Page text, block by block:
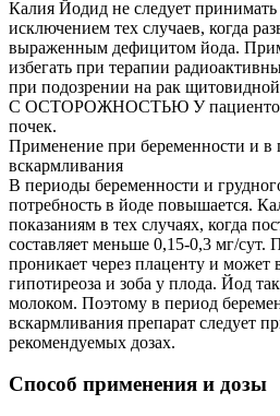
Калия Йодид не следует принимать
исключением тех случаев, когда
выраженным дефицитом йода.
избегать при терапии
при подозрении на рак
С ОСТОРОЖНОСТЬЮ У пациентов
почек.
Применение при беременности и в
вскармливания
В периоды беременности и
потребность в йоде повышается.
показаниям в тех случаях, когда
составляет меньше 0,15-0,3 мг/сут.
проникает через плаценту и может
гипотиреоза и зоба у плода. Йод
молоком. Поэтому в период
вскармливания препарат следует
рекомендуемых дозах.
Способ применения и дозы